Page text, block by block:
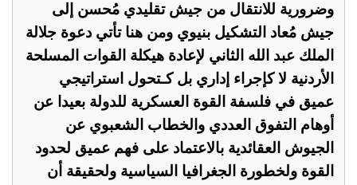
وضرورية للانتقال من جيش تقليدي مُحسن إلى
جيش مُعاد التشكيل بنيوي ومن هنا تأتي دعوة جلالة
الملك عبد الله الثاني لإعادة هيكلة القوات المسلحة
الأردنية لا كإجراء إداري بل كـتحول استراتيجي
عميق في فلسفة القوة العسكرية للدولة بعيدا عن
أوهام التفوق العددي والخطاب الشعبوي عن
الجيوش العقائدية بالاعتماد على فهم عميق لحدود
القوة ولخطورة الجغرافيا السياسية ولحقيقة أن